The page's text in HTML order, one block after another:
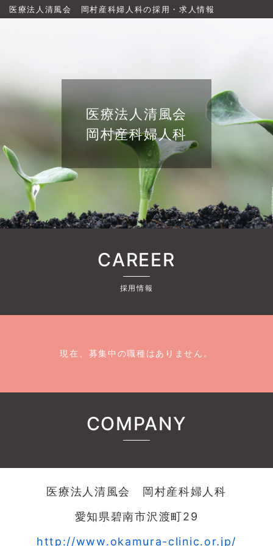
医療法人清風会 岡村産科婦人科の採用・求人情報
医療法人清風会
岡村産科婦人科
CAREER
採用情報
現在、募集中の職種はありません。
COMPANY
医療法人清風会 岡村産科婦人科
愛知県碧南市沢渡町29
http://www.okamura-clinic.or.jp/